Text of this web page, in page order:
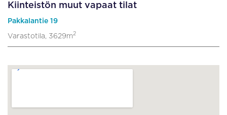
Kiinteistön muut vapaat tilat
Pakkalantie 19
Varastotila, 3629m2